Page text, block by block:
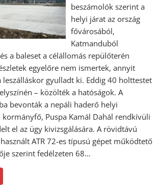
beszámolók szerint a
helyi járat az ország
fővárosából,
Katmanduból
a baleset a célállomás repülőterén
egyelőre nem ismertek, annyit
leszálláskor gyulladt ki. Eddig 40 holttestet
– közölték a hatóságok. A
bevonták a nepáli haderő helyi
kormányfő, Puspa Kamál Dahál rendkívüli
el az ügy kivizsgálására. A rövidtávú
ATR 72-es típusú gépet működtető
szerint fedélzeten 68…